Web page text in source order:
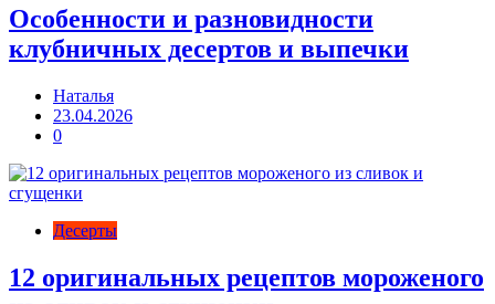
Особенности и разновидности
клубничных десертов и выпечки
Наталья
23.04.2026
0
Десерты
12 оригинальных рецептов мороженого